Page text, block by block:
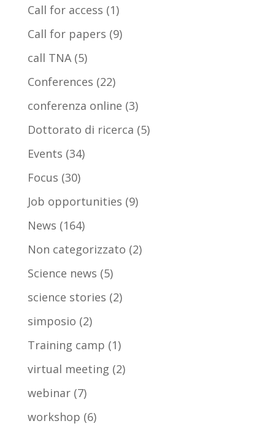
Call for access (1)
Call for papers (9)
call TNA(5)
Conferences (22)
conferenza online (3)
Dottorato di ricerca (5)
Events (34)
Focus (30)
Job opportunities (9)
News (164)
Non categorizzato (2)
Science news (5)
science stories (2)
simposio (2)
Training camp (1)
virtual meeting (2)
webinar(7)
workshop (6)